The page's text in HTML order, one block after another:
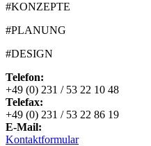
#KONZEPTE
#PLANUNG
#DESIGN
Telefon:
+49 (0) 231 / 53 22 10 48
Telefax:
+49 (0) 231 / 53 22 86 19
E-Mail:
Kontaktformular